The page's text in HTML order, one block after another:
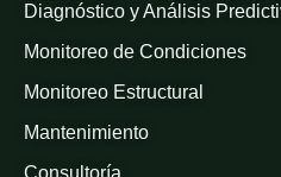
Diagnóstico y Análisis
Monitoreo de Condiciones
Monitoreo Estructural
Mantenimiento